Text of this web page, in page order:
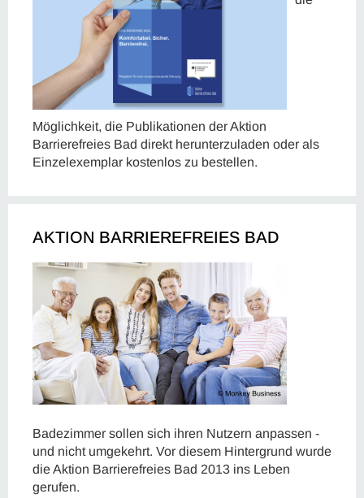
Möglichkeit, die Publikationen der Aktion
Barrierefreies Bad direkt herunterzuladen oder als
Einzelexemplar kostenlos zu bestellen.
AKTION BARRIEREFREIES BAD
Badezimmer sollen sich ihren Nutzern anpassen -
und nicht umgekehrt. Vor diesem Hintergrund wurde
die Aktion Barrierefreies Bad 2013 ins Leben
gerufen.